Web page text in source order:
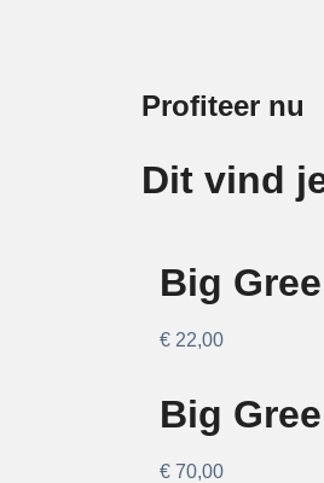
Profiteer nu
Dit vind
Big
€ 22,00
Big
€ 70,00